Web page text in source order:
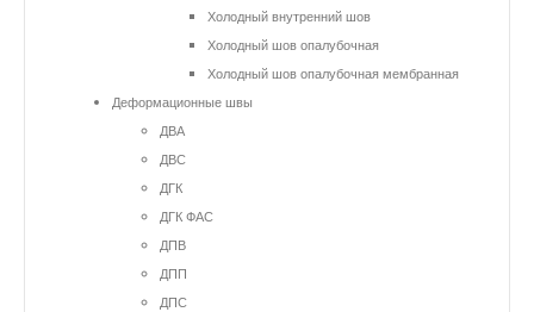
Холодный внутренний шов
Холодный шов опалубочная
Холодный шов опалубочная мембранная
Деформационные швы
ДВА
ДВС
ДГК
ДГК ФАС
ДПВ
ДПП
ДПС